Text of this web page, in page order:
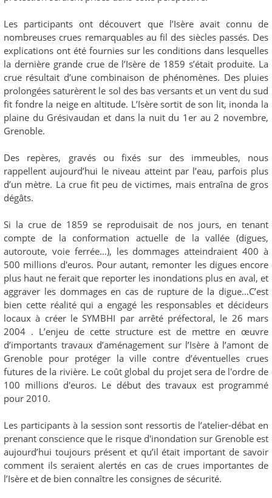
Les participants ont découvert que l’Isère avait connu de
nombreuses crues remarquables au fil des siècles passés. Des
explications ont été fournies sur les conditions dans lesquelles
la dernière grande crue de l’Isère de 1859 s’était produite. La
crue résultait d’une combinaison de phénomènes. Des pluies
prolongées saturèrent le sol des bas versants et un vent du sud
fit fondre la neige en altitude. L’Isère sortit de son lit, inonda la
plaine du Grésivaudan et dans la nuit du 1er au 2 novembre,
Grenoble.
Des repères, gravés ou fixés sur des immeubles, nous
rappellent aujourd’hui le niveau atteint par l’eau, parfois plus
d’un mètre. La crue fit peu de victimes, mais entraîna de gros
dégâts.
Si la crue de 1859 se reproduisait de nos jours, en tenant
compte de la conformation actuelle de la vallée (digues,
autoroute, voie ferrée…), les dommages atteindraient 400 à
500 millions d'euros. Pour autant, remonter les digues encore
plus haut ne ferait que reporter les inondations plus en aval, et
aggraver les dommages en cas de rupture de la digue…C’est
bien cette réalité qui a engagé les responsables et décideurs
locaux à créer le SYMBHI par arrêté préfectoral, le 26 mars
2004 . L’enjeu de cette structure est de mettre en œuvre
d’importants travaux d’aménagement sur l’Isère à l’amont de
Grenoble pour protéger la ville contre d’éventuelles crues
futures de la rivière. Le coût global du projet sera de l'ordre de
100 millions d'euros. Le début des travaux est programmé
pour 2010.
Les participants à la session sont ressortis de l’atelier-débat en
prenant conscience que le risque d'inondation sur Grenoble est
aujourd’hui toujours présent et qu’il était important de savoir
comment ils seraient alertés en cas de crues importantes de
l’Isère et de bien connaître les consignes de sécurité.